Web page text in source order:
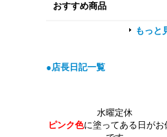
おすすめ商品
もっと
●店長日記一覧
水曜定休
ピンク色に塗ってある日がお